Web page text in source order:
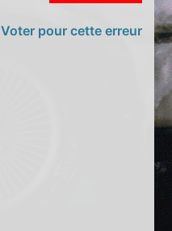
Voter pour cette erreur